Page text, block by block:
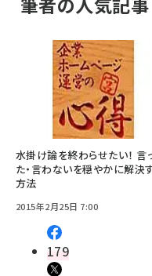
水掛け論を終わらせたい！ 言
た・言わないを穏やかに解決
方法
2015年2月25日 7:00
179